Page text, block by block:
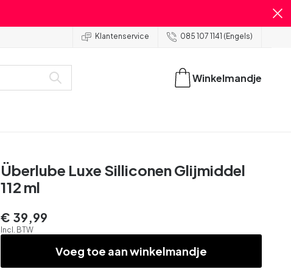
Klantenservice 085 107 1141 (Engels)
Winkelmandje
Überlube Luxe Silliconen Glijmiddel
112 ml
€ 39,99
Incl. BTW
Voeg toe aan winkelmandje